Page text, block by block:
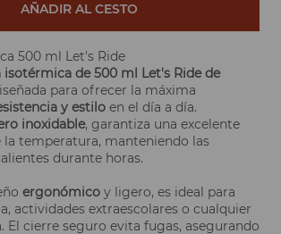
AÑADIR AL CESTO
500 ml Let's Ride
isotérmica de 500 ml Let's Ride de
para ofrecer la máxima
y estilo en el día a día.
inoxidable, garantiza una excelente
la temperatura, manteniendo las
durante horas.
ergonómico y ligero, es ideal para
actividades extraescolares o cualquier
El cierre seguro evita fugas, asegurando